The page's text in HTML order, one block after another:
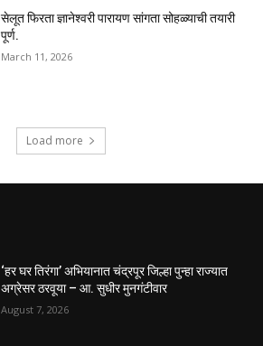
सेलूत फिरता ज्ञानेश्वरी पारायण सांगता सोहळ्याची तयारी
पूर्ण.
March 11, 2026
Load more
‘हर घर तिरंगा’ अभियानात चंद्रपूर जिल्हा पुन्हा राज्यात
अग्रेसर ठरवूया – आ. सुधीर मुनगंटीवार
August 7, 2026